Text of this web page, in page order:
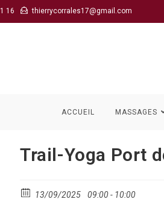
16 thierrycorrales17@gmail.com
ACCUEIL MASSAGES
Trail-Yoga Port
13/09/2025 09:00 - 10:00